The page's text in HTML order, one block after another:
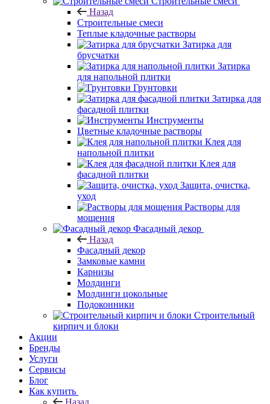
Назад
Строительные смеси
Теплые кладочные растворы
Затирка для
брусчатки
Затирка
для напольной плитки
Грунтовки
Затирка для
фасадной плитки
Инструменты
Цветные кладочные растворы
Клея для
напольной плитки
Клея для
фасадной плитки
Защита, очистка,
уход
Растворы для
мощения
Фасадный декор
Назад
Фасадный декор
Замковые камни
Карнизы
Молдинги
Молдинги цокольные
Подоконники
Строительный
кирпич и блоки
Акции
Бренды
Услуги
Сервисы
Блог
Как купить
Назад